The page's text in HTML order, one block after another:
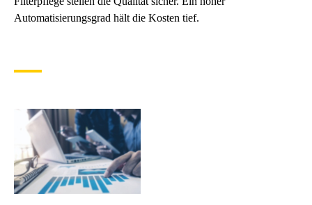
Automatisierungsgrad hält die Kosten tief.